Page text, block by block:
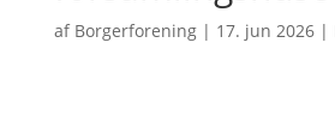
af Borgerforening| 17. jun 2026|